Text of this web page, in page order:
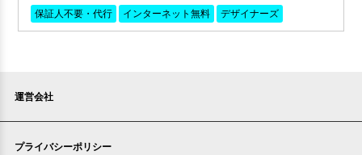
保証人不要・代行 インターネット無料 デザイナーズ
運営会社
プライバシーポリシー